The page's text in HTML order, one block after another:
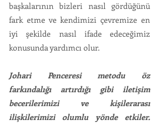
başkalarının bizleri nasıl gördüğünü
fark etme ve kendimizi çevremize en
iyi şekilde nasıl ifade edeceğimiz
konusunda yardımcı olur.
Johari Penceresi metodu öz
farkındalığı artırdığı gibi iletişim
becerilerimizi ve kişilerarası
ilişkilerimizi olumlu yönde etkiler.